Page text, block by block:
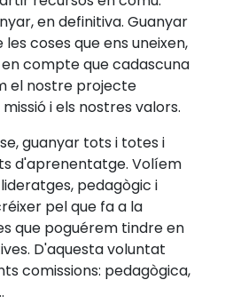
en definitiva. Guanyar
coses que ens uneixen,
compte que cadascuna
el nostre projecte
i els nostres valors.
guanyar tots i totes i
d'aprenentatge. Volíem
pedagògic i
pel que fa a la
que poguérem tindre en
D'aquesta voluntat
comissions: pedagògica,